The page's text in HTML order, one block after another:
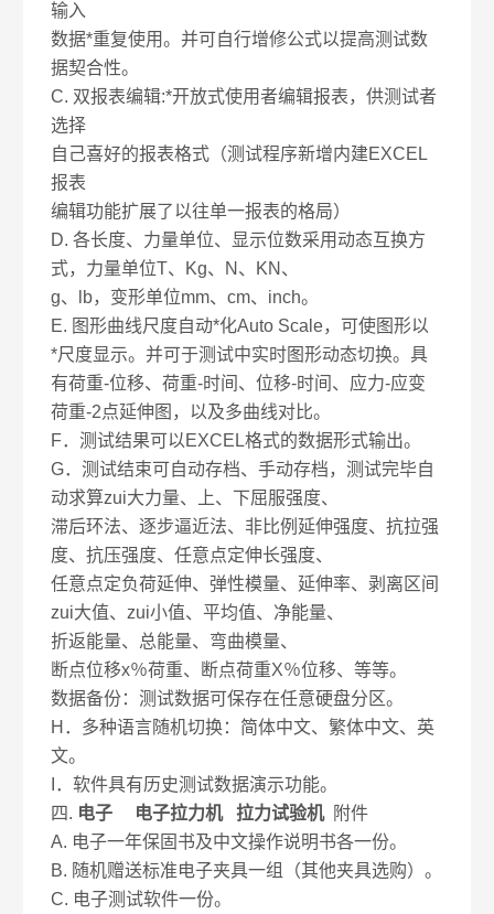
输入
数据*重复使用。并可自行增修公式以提高测试数
据契合性。
C. 双报表编辑:*开放式使用者编辑报表，供测试者
选择
自己喜好的报表格式（测试程序新增内建EXCEL
报表
编辑功能扩展了以往单一报表的格局）
D. 各长度、力量单位、显示位数采用动态互换方
式，力量单位T、Kg、N、KN、
g、lb，变形单位mm、cm、inch。
E. 图形曲线尺度自动*化Auto Scale，可使图形以
*尺度显示。并可于测试中实时图形动态切换。具
有荷重-位移、荷重-时间、位移-时间、应力-应变
荷重-2点延伸图，以及多曲线对比。
F．测试结果可以EXCEL格式的数据形式输出。
G．测试结束可自动存档、手动存档，测试完毕自
动求算zui大力量、上、下屈服强度、
滞后环法、逐步逼近法、非比例延伸强度、抗拉强
度、抗压强度、任意点定伸长强度、
任意点定负荷延伸、弹性模量、延伸率、剥离区间
zui大值、zui小值、平均值、净能量、
折返能量、总能量、弯曲模量、
断点位移x％荷重、断点荷重X％位移、等等。
数据备份：测试数据可保存在任意硬盘分区。
H．多种语言随机切换：简体中文、繁体中文、英
文。
I．软件具有历史测试数据演示功能。
四. 电子 电子拉力机 拉力试验机附件
A. 电子一年保固书及中文操作说明书各一份。
B. 随机赠送标准电子夹具一组（其他夹具选购）。
C. 电子测试软件一份。